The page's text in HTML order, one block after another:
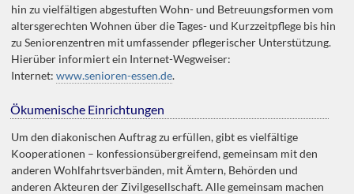
hin zu vielfältigen abgestuften Wohn- und Betreuungsformen vom
altersgerechten Wohnen über die Tages- und Kurzzeitpflege bis hin
zu Seniorenzentren mit umfassender pflegerischer Unterstützung.
Hierüber informiert ein Internet-Wegweiser:
Internet:www.senioren-essen.de.
Ökumenische Einrichtungen
Um den diakonischen Auftrag zu erfüllen, gibt es vielfältige
Kooperationen – konfessionsübergreifend, gemeinsam mit den
anderen Wohlfahrtsverbänden, mit Ämtern, Behörden und
anderen Akteuren der Zivilgesellschaft. Alle gemeinsam machen